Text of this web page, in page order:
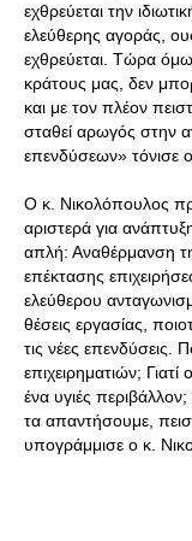
εχθρεύεται την
ελεύθερης αγοράς,
εχθρεύεται. Τώρα
κράτους μας, δεν
και με τον πλέον
σταθεί αρωγός στην
επενδύσεων» τόνισε ο
Ο κ. Νικολόπουλος
αριστερά για
απλή: Αναθέρμανση
επέκτασης
ελεύθερου
θέσεις εργασίας,
τις νέες επενδύσεις.
επιχειρηματιών;
ένα υγιές
τα απαντήσουμε,
υπογράμμισε ο κ.